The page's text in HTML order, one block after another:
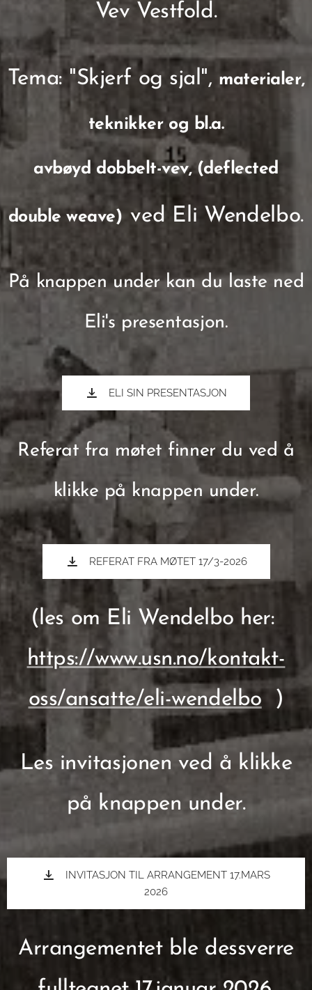
Vev Vestfold.
Tema: "Skjerf og sjal", materialer,
teknikker og bl.a.
avbøyd dobbelt-vev, (deflected
double weave) ved Eli Wendelbo.
På knappen under kan du laste ned
Eli's presentasjon.
ELI SIN PRESENTASJON
Referat fra møtet finner du ved å
klikke på knappen under.
REFERAT FRA MØTET 17/3-2026
(les om Eli Wendelbo her:
https://www.usn.no/kontakt-
oss/ansatte/eli-wendelbo )
Les invitasjonen ved å klikke
på knappen under.
INVITASJON TIL ARRANGEMENT 17.MARS
2026
Arrangementet ble dessverre